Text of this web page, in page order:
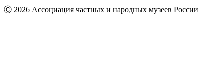
Ⓒ 2026 Ассоциация частных и народных музеев России